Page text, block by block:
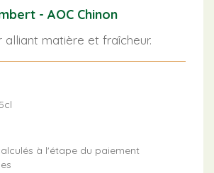
- AOC Chinon
alliant matière et fraîcheur.
à l'étape du paiement